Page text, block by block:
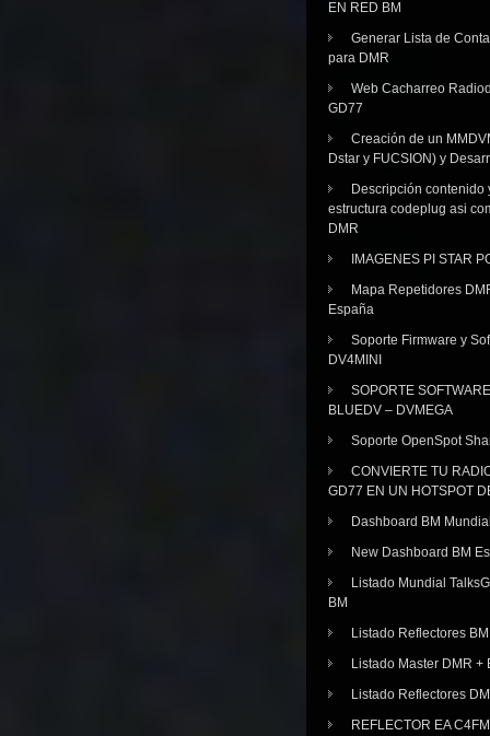
EN RED BM
Generar Lista de
para DMR
Web Cacharreo
GD77
Creación de un
Dstar y FUCSION) y
Descripción contenido
estructura codeplug asi
DMR
IMAGENES PI STAR
Mapa Repetidores
España
Soporte Firmware y
DV4MINI
SOPORTE SOFTWARE
BLUEDV – DVMEGA
Soporte OpenSpot
CONVIERTE TU
GD77 EN UN HOTSPOT
Dashboard BM
New Dashboard BM
Listado Mundial
BM
Listado Reflectores BM
Listado Master DMR +
Listado Reflectores
REFLECTOR EA